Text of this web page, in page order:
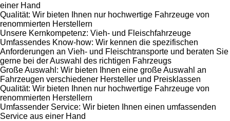
einer Hand
Qualität: Wir bieten Ihnen nur hochwertige Fahrzeuge von
renommierten Herstellern
Unsere Kernkompetenz: Vieh- und Fleischfahrzeuge
Umfassendes Know-how: Wir kennen die spezifischen
Anforderungen an Vieh- und Fleischtransporte und beraten Sie
gerne bei der Auswahl des richtigen Fahrzeugs
Große Auswahl: Wir bieten Ihnen eine große Auswahl an
Fahrzeugen verschiedener Hersteller und Preisklassen
Qualität: Wir bieten Ihnen nur hochwertige Fahrzeuge von
renommierten Herstellern
Umfassender Service: Wir bieten Ihnen einen umfassenden
Service aus einer Hand